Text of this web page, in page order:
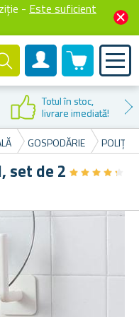
- Este suficient
Cont client
0 produselor
Totul în stoc,
livrare imediată!
GOSPODĂRIE POLIȚE
set de 2 ★★★★★
★★★★★